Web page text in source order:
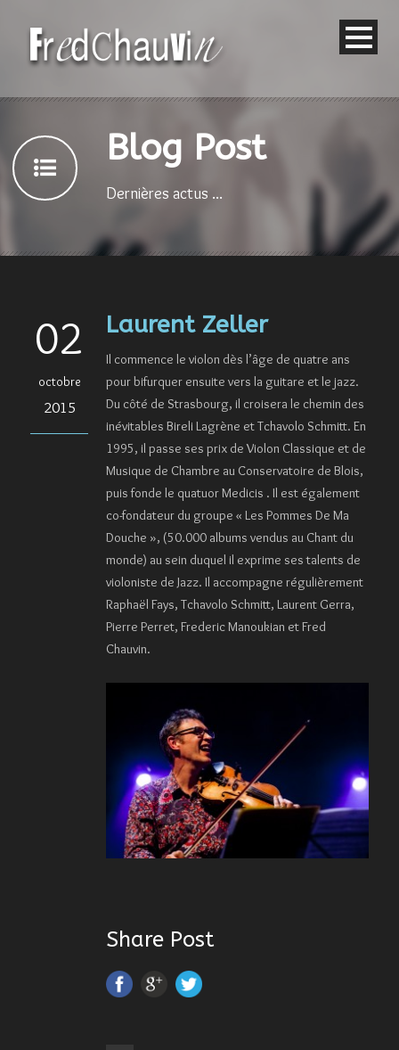
Blog Post
Dernières actus ...
02
octobre
2015
Laurent Zeller
Il commence le violon dès l’âge de quatre ans
pour bifurquer ensuite vers la guitare et le jazz.
Du côté de Strasbourg, il croisera le chemin des
inévitables Bireli Lagrène et Tchavolo Schmitt. En
1995, il passe ses prix de Violon Classique et de
Musique de Chambre au Conservatoire de Blois,
puis fonde le quatuor Medicis . Il est également
co-fondateur du groupe « Les Pommes De Ma
Douche », (50.000 albums vendus au Chant du
monde) au sein duquel il exprime ses talents de
violoniste de Jazz. Il accompagne régulièrement
Raphaël Fays, Tchavolo Schmitt, Laurent Gerra,
Pierre Perret, Frederic Manoukian et Fred
Chauvin.
Share Post